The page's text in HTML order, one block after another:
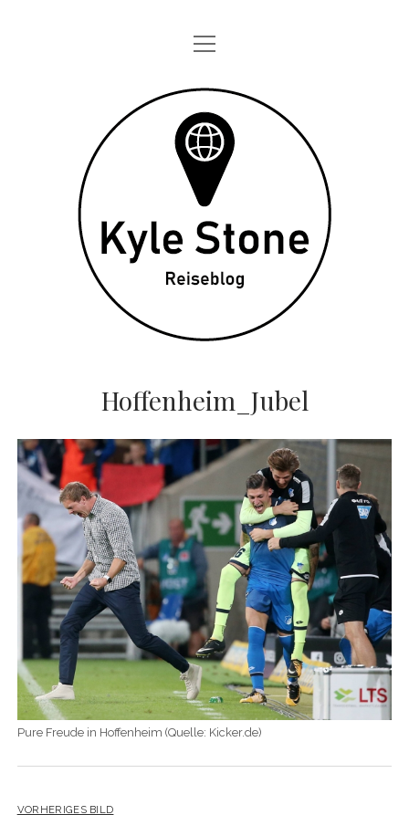
STARTSEITE
ONE DAY IN
TAGEBÜCHER
ÜBER MICH
DATENSCHUTZ
twitterinstagram
Menü
öffnen
Kyle
Stone
Hoffenheim_Jubel
Pure Freude in Hoffenheim (Quelle: Kicker.de)
VORHERIGES BILD